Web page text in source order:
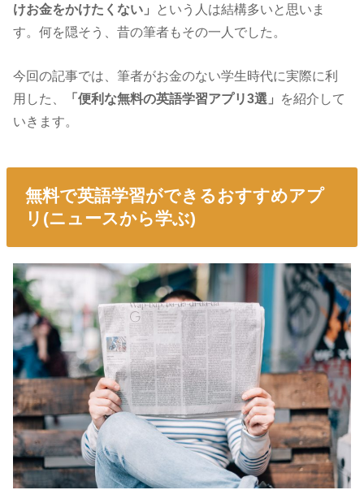
けお金をかけたくない」
という人は結構多いと思いま
す。何を隠そう、昔の筆者もその一人でした。
今回の記事では、筆者がお金のない学生時代に実際に利
用した、
「便利な無料の英語学習アプリ3選」 を紹介して
いきます。
無料で英語学習ができるおすすめアプ
リ(ニュースから学ぶ)